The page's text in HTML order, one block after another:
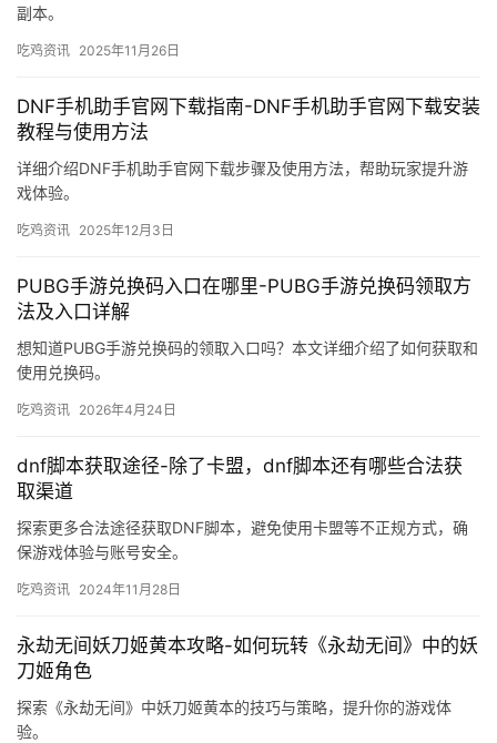
副本。
吃鸡资讯 2025年11月26日
DNF手机助手官网下载指南-DNF手机助手官网下载安装
教程与使用方法
详细介绍DNF手机助手官网下载步骤及使用方法，帮助玩家提升游
戏体验。
吃鸡资讯 2025年12月3日
PUBG手游兑换码入口在哪里-PUBG手游兑换码领取方
法及入口详解
想知道PUBG手游兑换码的领取入口吗？本文详细介绍了如何获取和
使用兑换码。
吃鸡资讯 2026年4月24日
dnf脚本获取途径-除了卡盟，dnf脚本还有哪些合法获
取渠道
探索更多合法途径获取DNF脚本，避免使用卡盟等不正规方式，确
保游戏体验与账号安全。
吃鸡资讯 2024年11月28日
永劫无间妖刀姬黄本攻略-如何玩转《永劫无间》中的妖
刀姬角色
探索《永劫无间》中妖刀姬黄本的技巧与策略，提升你的游戏体
验。